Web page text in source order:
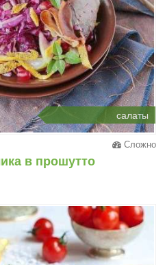
салаты
Сложно
в прошутто